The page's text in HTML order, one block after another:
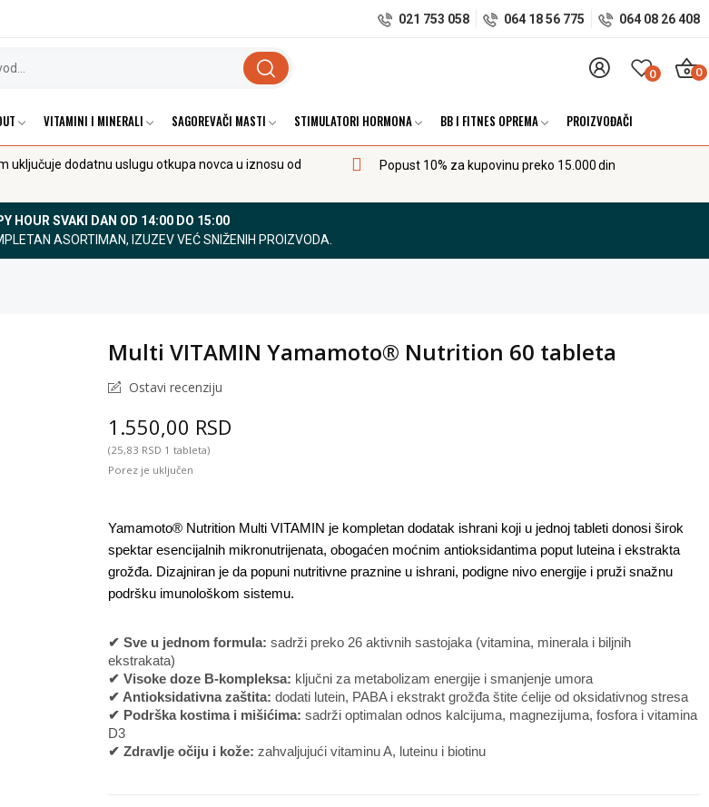
021 753 058 064 18 56 775 064 08 26 408
0 0
VITAMINI I MINERALI SAGOREVAČI MASTI STIMULATORI HORMONA BB I FITNES OPREMA PROIZVOĐAČI
uključuje dodatnu uslugu otkupa novca u iznosu od
Popust 10% za kupovinu preko 15.000 din
HOUR SVAKI DAN OD 14:00 DO 15:00
ASORTIMAN, IZUZEV VEĆ SNIŽENIH PROIZVODA.
Multi VITAMIN Yamamoto® Nutrition 60 tableta
Ostavi recenziju
1.550,00 RSD
(25,83 RSD 1 tableta)
Porez je uključen
Yamamoto® Nutrition Multi VITAMIN je kompletan dodatak ishrani koji u jednoj tableti donosi širok
spektar esencijalnih mikronutrijenata, obogaćen moćnim antioksidantima poput luteina i ekstrakta
grožđa. Dizajniran je da popuni nutritivne praznine u ishrani, podigne nivo energije i pruži snažnu
podršku imunološkom sistemu.
✔ Sve u jednom formula: sadrži preko 26 aktivnih sastojaka (vitamina, minerala i biljnih
ekstrakata)
✔ Visoke doze B-kompleksa: ključni za metabolizam energije i smanjenje umora
✔ Antioksidativna zaštita: dodati lutein, PABA i ekstrakt grožđa štite ćelije od oksidativnog stresa
✔ Podrška kostima i mišićima: sadrži optimalan odnos kalcijuma, magnezijuma, fosfora i vitamina
D3
✔ Zdravlje očiju i kože: zahvaljujući vitaminu A, luteinu i biotinu